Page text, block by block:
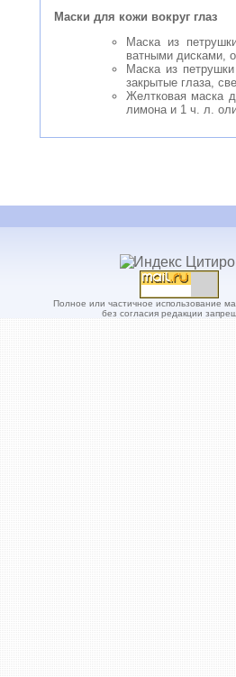
Маски для кожи вокруг глаз
Маска из
ватными дисками,
Маска из
закрытые глаза,
Желтковая маска
лимона и 1 ч. л.
Полное или частичное использование
без согласия редакции